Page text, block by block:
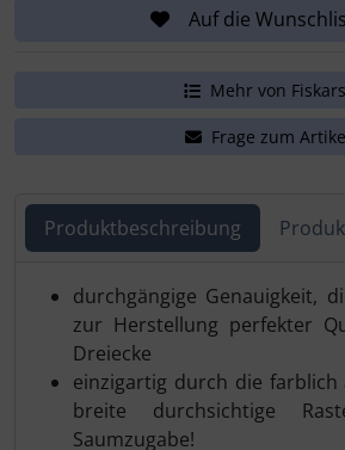
Auf die
Mehr von
Frage zum
Produktbeschreibung
Produktbeschreibung
durchgängige Genauigkeit,
zur Herstellung perfekter
Dreiecke
einzigartig durch die farblich
breite durchsichtige
Saumzugabe!